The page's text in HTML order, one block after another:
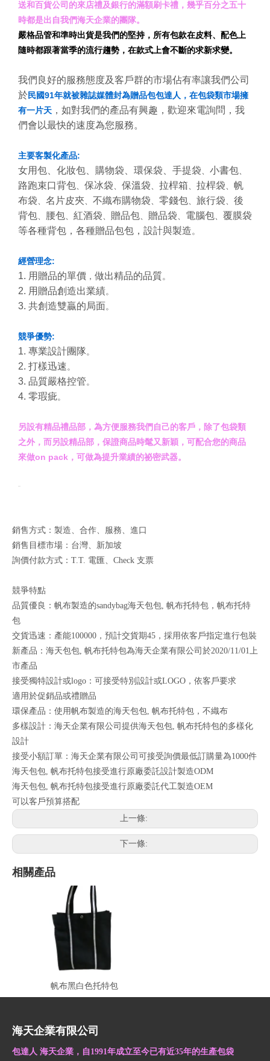
送和百貨公司的來店禮及銀行的滿額刷卡禮，幾乎百分之五十
時都是出自我們海天企業的團隊。
嚴格品管和準時出貨是我們的堅持，所有包款在皮料、配色上
隨時都跟著當季的流行趨勢，在款式上會不斷的求新求變。
我們良好的服務態度及客戶群的市場佔有率讓我們公司
於民國91年就被雜誌媒體封為贈品包包達人，在包袋類市場擁
有一片天 ，如對我們的產品有興趣，歡迎來電詢問，我
們會以最快的速度為您服務。
主要客製化產品:
女用包、化妝包、購物袋、環保袋、手提袋 小書包
路跑束口背包 保冰袋 保溫袋 拉桿箱 拉桿袋
帆
布袋
名片皮夾 不織布購物袋 零錢包 旅行袋
後
背包
腰包 紅酒袋 贈品包 贈品袋 電腦包
覆膜袋
等各種背包，各種贈品包包，設計與製造。
經營理念:
1. 用贈品的單價 ， 做出精品的品質。
2. 用贈品創造出業績。
3. 共創造雙贏的局面。
競爭優勢:
1. 專業設計團隊。
2. 打樣迅速。
3. 品質嚴格控管。
4. 零瑕疵。
另設有精品禮品部，為方便服務我們自己的客戶，除了包袋類
之外，而另設精品部，保證商品時髦又新穎，可配合您的商品
來做on pack，可做為提升業績的祕密武器。
銷售方式：製造、合作、服務、進口
銷售目標市場：台灣、新加坡
詢價付款方式：T.T. 電匯、Check 支票
競爭特點
品質優良：帆布製造的sandybag海天包包, 帆布托特包，帆布托特
包
交貨迅速：產能100000，預計交貨期45，採用依客戶指定進行包裝
新產品：海天包包, 帆布托特包為海天企業有限公司於2020/11/01上
市產品
接受獨特設計或logo：可接受特別設計或LOGO，依客戶要求
適用於促銷品或禮贈品
環保產品：使用帆布製造的海天包包, 帆布托特包，不織布
多樣設計：海天企業有限公司提供海天包包, 帆布托特包的多樣化
設計
接受小額訂單：海天企業有限公司可接受詢價最低訂購量為1000件
海天包包, 帆布托特包接受進行原廠委託設計製造ODM
海天包包, 帆布托特包接受進行原廠委託代工製造OEM
可以客戶預算搭配
上一條:
下一條:
相關產品
帆布黑白色托特包
海天企業有限公司
包達人 海天企業，自1991年成立至今已有近35年的生產包袋